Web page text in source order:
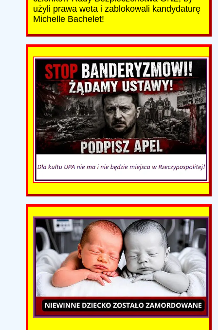
użyli prawa weta i zablokowali kandydaturę
Michelle Bachelet!